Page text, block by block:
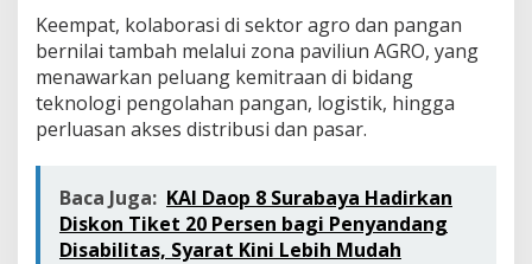
Keempat, kolaborasi di sektor agro dan pangan
bernilai tambah melalui zona paviliun AGRO, yang
menawarkan peluang kemitraan di bidang
teknologi pengolahan pangan, logistik, hingga
perluasan akses distribusi dan pasar.
Baca Juga: KAI Daop 8 Surabaya Hadirkan
Diskon Tiket 20 Persen bagi Penyandang
Disabilitas, Syarat Kini Lebih Mudah